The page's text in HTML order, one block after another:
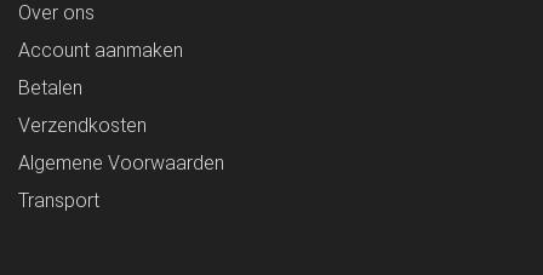
Over ons
Account aanmaken
Betalen
Verzendkosten
Algemene Voorwaarden
Transport